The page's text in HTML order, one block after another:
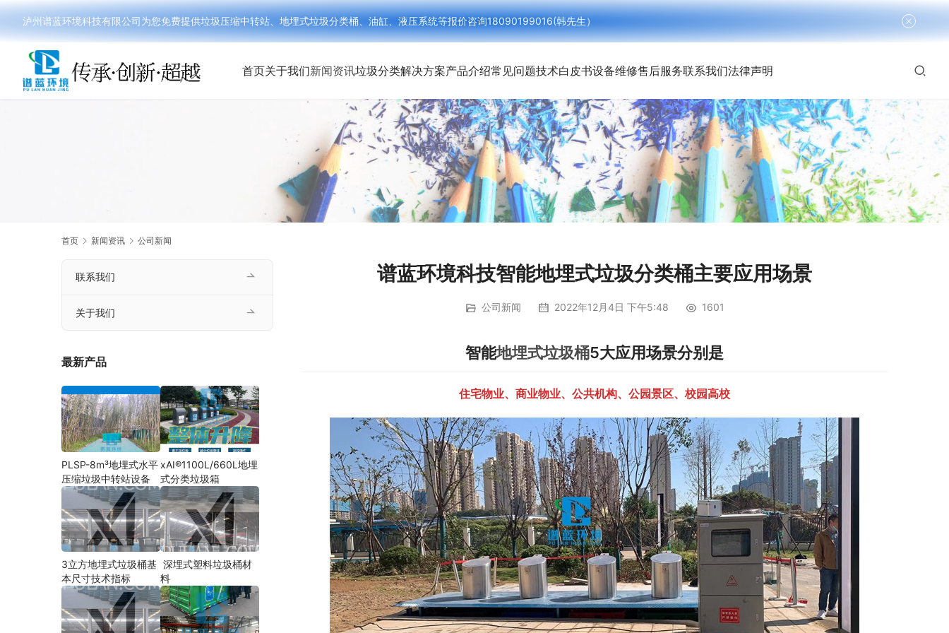
首页关于我们新闻资讯垃圾分类解决方案产品介绍常见问题技术白皮书设备维修售后服务联系我们法律声明
首页 新闻资讯 公司新闻
谱蓝环境科技智能地埋式垃圾分类桶主要应用场景
公司新闻 2022年12月4日 下午5:48 1601
智能地埋式垃圾桶5大应用场景分别是
住宅物业、商业物业、公共机构、公园景区、校园高校
联系我们
关于我们
最新产品
PLSP-8m³地埋式水平
压缩垃圾中转站设备
xAI®1100L/660L地埋
式分类垃圾箱
3立方地埋式垃圾桶基
本尺寸技术指标
深埋式塑料垃圾桶材
料
泸州谱蓝环境科技有限公司为您免费提供垃圾压缩中转站、地埋式垃圾分类桶、油缸、液压系统等报价咨询18090199016(韩先生）